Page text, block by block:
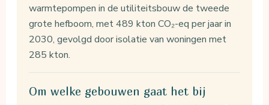
warmtepompen in de utiliteitsbouw de tweede
grote hefboom, met 489 kton CO₂-eq per jaar in
2030, gevolgd door isolatie van woningen met
285 kton.
Om welke gebouwen gaat het bij